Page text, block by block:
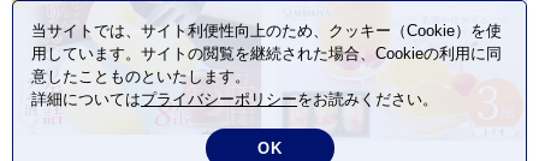
当サイトでは、サイト利便性向上のため、クッキー（Cookie）を使
用しています。サイトの閲覧を継続された場合、Cookieの利用に同
意したことものといたします。
詳細についてはプライバシーポリシーをお読みください。
OK